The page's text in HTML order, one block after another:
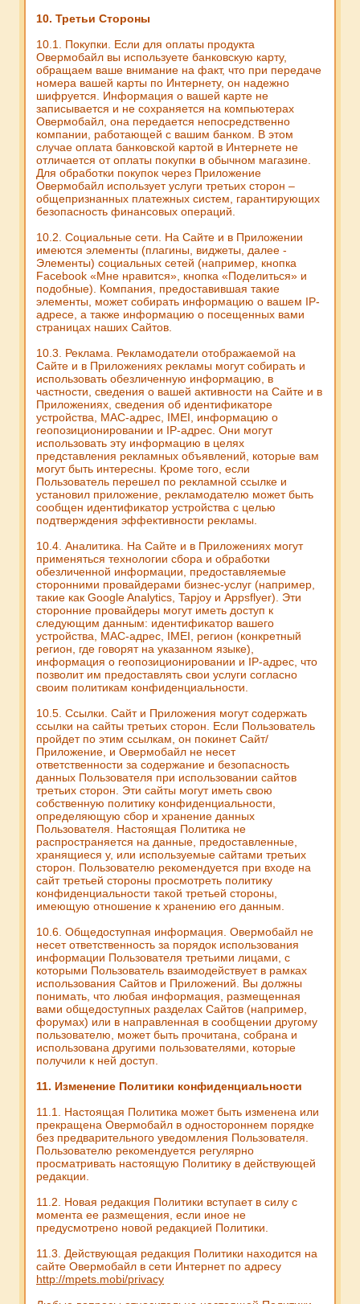
10. Третьи Стороны
10.1. Покупки. Если для оплаты продукта
Овермобайл вы используете банковскую карту,
обращаем ваше внимание на факт, что при передаче
номера вашей карты по Интернету, он надежно
шифруется. Информация о вашей карте не
записывается и не сохраняется на компьютерах
Овермобайл, она передается непосредственно
компании, работающей с вашим банком. В этом
случае оплата банковской картой в Интернете не
отличается от оплаты покупки в обычном магазине.
Для обработки покупок через Приложение
Овермобайл использует услуги третьих сторон –
общепризнанных платежных систем, гарантирующих
безопасность финансовых операций.
10.2. Социальные сети. На Сайте и в Приложении
имеются элементы (плагины, виджеты, далее -
Элементы) социальных сетей (например, кнопка
Facebook «Мне нравится», кнопка «Поделиться» и
подобные). Компания, предоставившая такие
элементы, может собирать информацию о вашем IP-
адресе, а также информацию о посещенных вами
страницах наших Сайтов.
10.3. Реклама. Рекламодатели отображаемой на
Сайте и в Приложениях рекламы могут собирать и
использовать обезличенную информацию, в
частности, сведения о вашей активности на Сайте и в
Приложениях, сведения об идентификаторе
устройства, MAC-адрес, IMEI, информацию о
геопозиционировании и IP-адрес. Они могут
использовать эту информацию в целях
представления рекламных объявлений, которые вам
могут быть интересны. Кроме того, если
Пользователь перешел по рекламной ссылке и
установил приложение, рекламодателю может быть
сообщен идентификатор устройства с целью
подтверждения эффективности рекламы.
10.4. Аналитика. На Сайте и в Приложениях могут
применяться технологии сбора и обработки
обезличенной информации, предоставляемые
сторонними провайдерами бизнес-услуг (например,
такие как Google Analytics, Tapjoy и Appsflyer). Эти
сторонние провайдеры могут иметь доступ к
следующим данным: идентификатор вашего
устройства, MAC-адрес, IMEI, регион (конкретный
регион, где говорят на указанном языке),
информация о геопозиционировании и IP-адрес, что
позволит им предоставлять свои услуги согласно
своим политикам конфиденциальности.
10.5. Ссылки. Сайт и Приложения могут содержать
ссылки на сайты третьих сторон. Если Пользователь
пройдет по этим ссылкам, он покинет Сайт/
Приложение, и Овермобайл не несет
ответственности за содержание и безопасность
данных Пользователя при использовании сайтов
третьих сторон. Эти сайты могут иметь свою
собственную политику конфиденциальности,
определяющую сбор и хранение данных
Пользователя. Настоящая Политика не
распространяется на данные, предоставленные,
хранящиеся у, или используемые сайтами третьих
сторон. Пользователю рекомендуется при входе на
сайт третьей стороны просмотреть политику
конфиденциальности такой третьей стороны,
имеющую отношение к хранению его данным.
10.6. Общедоступная информация. Овермобайл не
несет ответственность за порядок использования
информации Пользователя третьими лицами, с
которыми Пользователь взаимодействует в рамках
использования Сайтов и Приложений. Вы должны
понимать, что любая информация, размещенная
вами общедоступных разделах Сайтов (например,
форумах) или в направленная в сообщении другому
пользователю, может быть прочитана, собрана и
использована другими пользователями, которые
получили к ней доступ.
11. Изменение Политики конфиденциальности
11.1. Настоящая Политика может быть изменена или
прекращена Овермобайл в одностороннем порядке
без предварительного уведомления Пользователя.
Пользователю рекомендуется регулярно
просматривать настоящую Политику в действующей
редакции.
11.2. Новая редакция Политики вступает в силу с
момента ее размещения, если иное не
предусмотрено новой редакцией Политики.
11.3. Действующая редакция Политики находится на
сайте Овермобайл в сети Интернет по адресу
http://mpets.mobi/privacy